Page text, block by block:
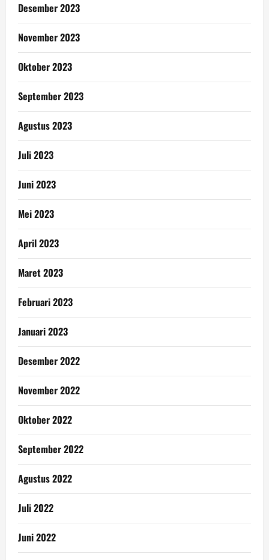
Desember 2023
November 2023
Oktober 2023
September 2023
Agustus 2023
Juli 2023
Juni 2023
Mei 2023
April 2023
Maret 2023
Februari 2023
Januari 2023
Desember 2022
November 2022
Oktober 2022
September 2022
Agustus 2022
Juli 2022
Juni 2022